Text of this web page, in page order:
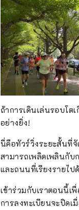
ถ้าการเดินเล่นรอบโต
อย่างยิ่ง!
นี่คือทัวร์วิ่งระยะสั้นที่
สามารถเพลิดเพลินกั
และถนนที่เรียงรายไป
เข้าร่วมกับเราตอนนี้เ
การลงทะเบียนจะปิด